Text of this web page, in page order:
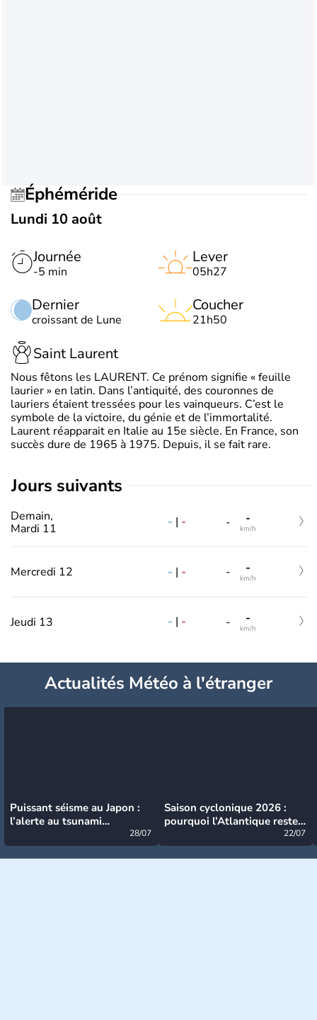
Éphéméride
Lundi 10 août
Journée
-5 min
Dernier
croissant de Lune
Lever
05h27
Coucher
21h50
Saint Laurent
Nous fêtons les LAURENT. Ce prénom signifie « feuille
laurier » en latin. Dans l’antiquité, des couronnes de
lauriers étaient tressées pour les vainqueurs. C’est le
symbole de la victoire, du génie et de l’immortalité.
Laurent réapparait en Italie au 15e siècle. En France, son
succès dure de 1965 à 1975. Depuis, il se fait rare.
jours suivants
Demain,
Mardi 11
- | - - -
km/h
Mercredi 12 - | - - -
km/h
Jeudi 13 - | - - -
km/h
Actualités Météo à l'étranger
Puissant séisme au Japon :
l’alerte au tsunami
28/07
Saison cyclonique 2026 :
pourquoi l’Atlantique reste
22/07